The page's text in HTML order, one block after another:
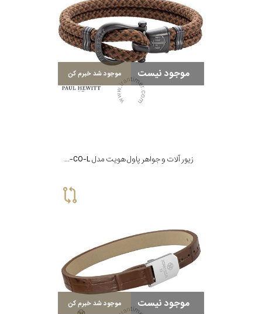
موجود نیست موجود شد خبرم کن
زیور آلات و جواهر پاول هویت مدل PH-SH-N-GM-CO-L
موجود نیست موجود شد خبرم کن